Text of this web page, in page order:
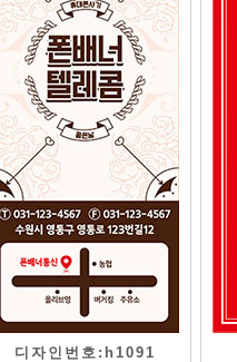
디자인번호:h1091